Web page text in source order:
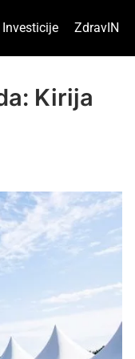
Investicije ZdravIN
Kirija